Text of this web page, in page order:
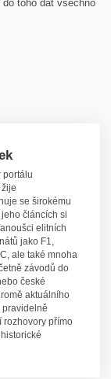
toho dát všechno
portálu
žije
se širokému
článcích si
elitních
jako F1,
ale také mnoha
závodů do
české
aktuálního
pravidelně
rozhovory přímo